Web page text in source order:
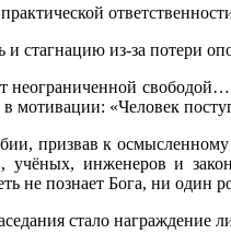
и стагнацию из-за потери
неограниченной
мотивации: «Человек
призвав к
учёных, инженеров и
не познает Бога, ни один
стало награждение